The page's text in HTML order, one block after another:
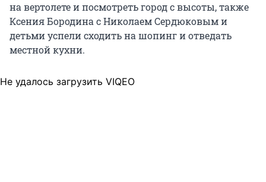
на вертолете и посмотреть город с высоты, также
Ксения Бородина с Николаем Сердюковым и
детьми успели сходить на шопинг и отведать
местной кухни.
Не удалось загрузить VIQEO